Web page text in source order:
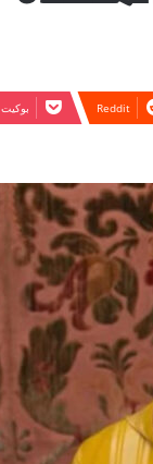
بوكيت